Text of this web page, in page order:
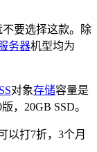
要选择这款。除
务器机型均为
对象存储容量是
，20GB SSD。
以打7折，3个月